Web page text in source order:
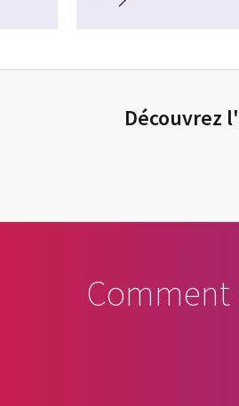
Découvrez
Comment